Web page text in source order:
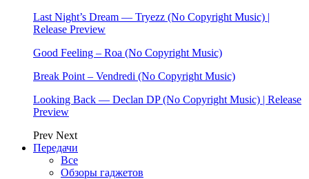
Last Night’s Dream — Tryezz (No Copyright Music) |
Release Preview
Good Feeling – Roa (No Copyright Music)
Break Point – Vendredi (No Copyright Music)
Looking Back — Declan DP (No Copyright Music) | Release
Preview
Prev Next
Передачи
Все
Обзоры гаджетов